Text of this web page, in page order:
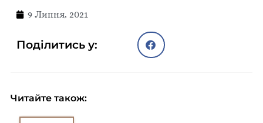
9 Липня, 2021
Поділитись у:
Читайте також: